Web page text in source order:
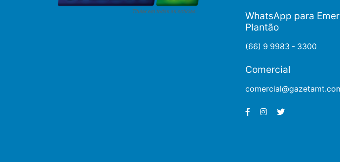
WhatsApp para
Plantão
(66) 9 9983 - 3300
Comercial